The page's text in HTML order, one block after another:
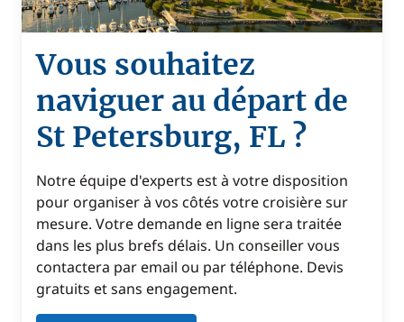
Vous souhaitez
naviguer au départ de
St Petersburg, FL ?
Notre équipe d'experts est à votre disposition
pour organiser à vos côtés votre croisière sur
mesure. Votre demande en ligne sera traitée
dans les plus brefs délais. Un conseiller vous
contactera par email ou par téléphone. Devis
gratuits et sans engagement.